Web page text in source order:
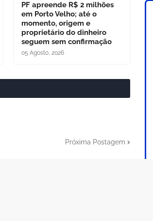
PF apreende R$ 2 milhões
em Porto Velho; até o
momento, origem e
proprietário do dinheiro
seguem sem confirmação
05 Agosto, 2026
Próxima Postagem